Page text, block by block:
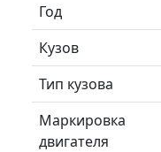
Год
Кузов
Тип кузова
Маркировка
двигателя